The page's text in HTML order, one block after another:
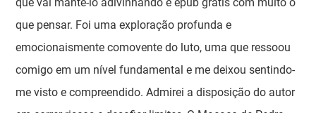
que pensar. Foi uma exploração profunda e
emocionaismente comovente do luto, uma que ressoou
comigo em um nível fundamental e me deixou sentindo-
me visto e compreendido. Admirei a disposição do autor